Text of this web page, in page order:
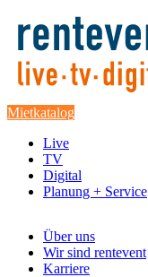
Mietkatalog
Live
TV
Digital
Planung + Service
Über uns
Wir sind rentevent
Karriere